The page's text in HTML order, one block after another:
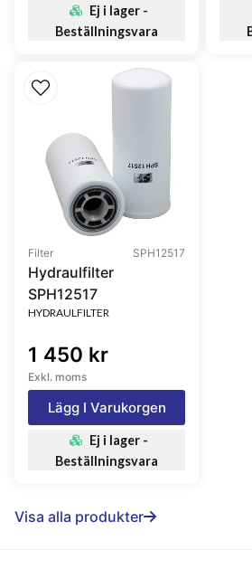
Ej i lager -
Beställningsvara
Filter SPH12517
Hydraulfilter
SPH12517
HYDRAULFILTER
1 450 kr
Exkl. moms
Lägg I Varukorgen
Ej i lager -
Beställningsvara
Visa alla produkter